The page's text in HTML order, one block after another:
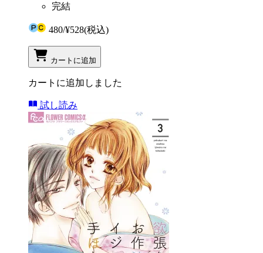
完結
480/¥528(税込)
カートに追加
カートに追加しました
試し読み